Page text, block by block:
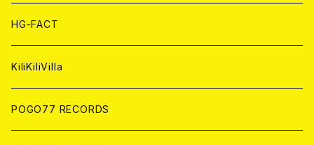
ANALOG
ANALOG
CD
ANALOG
HG-FACT
KiliKiliVilla
POGO77 RECORDS